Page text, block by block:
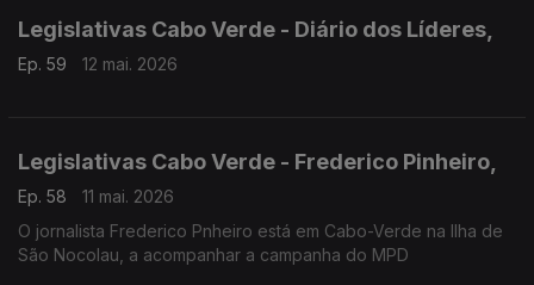
Legislativas Cabo Verde - Diário dos Líderes,
Ep. 59 12 mai. 2026
Legislativas Cabo Verde - Frederico Pinheiro,
Ep. 58
11 mai. 2026
O jornalista Frederico Pnheiro está em Cabo-Verde na Ilha de
São Nocolau, a acompanhar a campanha do MPD